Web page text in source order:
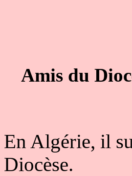
Amis du
En Algérie, il
Diocèse.